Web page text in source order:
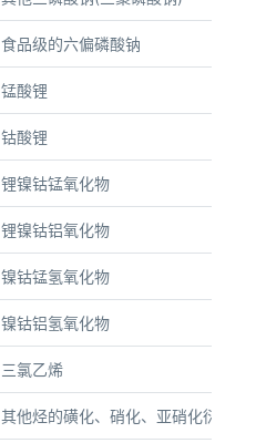
食品级的六偏磷酸钠
锰酸锂
钴酸锂
锂镍钴锰氧化物
锂镍钴铝氧化物
镍钴锰氢氧化物
镍钴铝氢氧化物
三氯乙烯
其他烃的磺化、硝化、亚硝化衍生物